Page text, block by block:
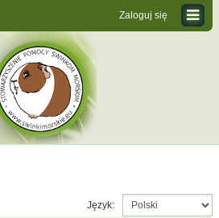
Zaloguj się
Język: